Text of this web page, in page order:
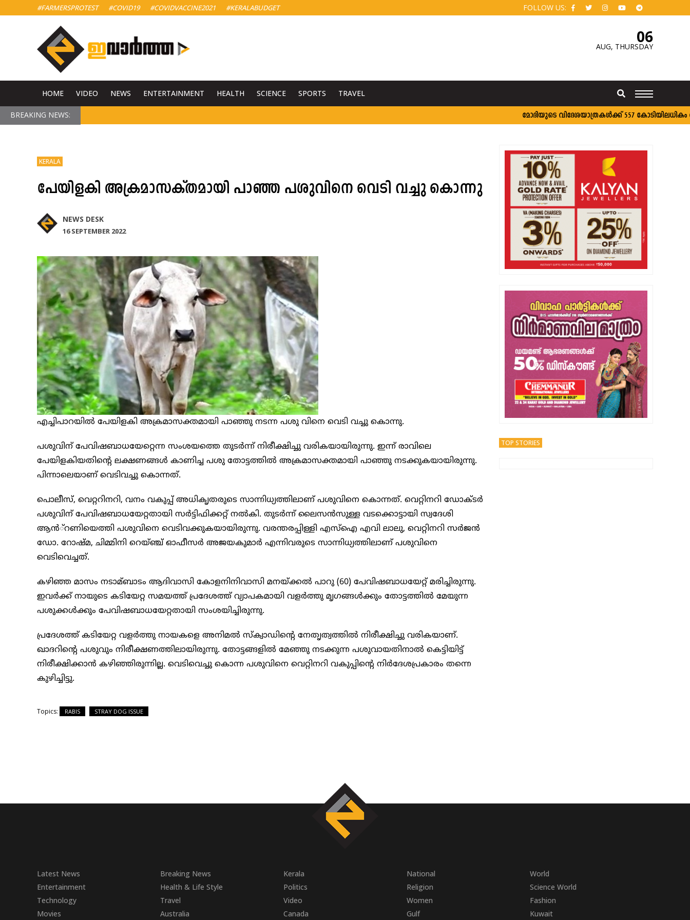
#FARMERSPROTEST #COVID19 #COVIDVACCINE2021 #KERALABUDGET FOLLOW US:
06
AUG, THURSDAY
HOME VIDEO NEWS ENTERTAINMENT HEALTH SCIENCE SPORTS TRAVEL
BREAKING NEWS: മോദിയുടെ വിദേശയാത്രകൾക്ക് 557 കോടിയിലധികം
KERALA
പേയിളകി അക്രമാസക്തമായി പാഞ്ഞ പശുവിനെ വെടി വച്ചു കൊന്നു
NEWS DESK
16 SEPTEMBER 2022
എച്ചിപാറയിൽ പേയിളകി അക്രമാസക്തമായി പാഞ്ഞു നടന്ന പശു വിനെ വെടി വച്ചു കൊന്നു.
പശുവിന് പേവിഷബാധയേറ്റെന്ന സംശയത്തെ തുടര്‍ന്ന് നിരീക്ഷിച്ചു വരികയായിരുന്നു. ഇന്ന് രാവിലെ
പേയിളകിയതിന്റെ ലക്ഷണങ്ങള്‍ കാണിച്ച പശു തോട്ടത്തില്‍ അക്രമാസക്തമായി പാഞ്ഞു നടക്കുകയായിരുന്നു.
പിന്നാലെയാണ് വെടിവച്ചു കൊന്നത്.
പൊലീസ്, വെറ്ററിനറി, വനം വകുപ്പ് അധികൃതരുടെ സാന്നിധ്യത്തിലാണ് പശുവിനെ കൊന്നത്. വെറ്റിനറി ഡോക്ടര്‍
പശുവിന് പേവിഷബാധയേറ്റതായി സര്‍ട്ടിഫിക്കറ്റ് നല്‍കി. തുടര്‍ന്ന് ലൈസന്‍സുള്ള വടക്കൊട്ടായി സ്വദേശി
ആന്‍്റണിയെത്തി പശുവിനെ വെടിവക്കുകയായിരുന്നു. വരന്തരപ്പിള്ളി എസ്‌ഐ എവി ലാലു, വെറ്റിനറി സര്‍ജന്‍
ഡോ. റോഷ്മ, ചിമ്മിനി റെയ്ഞ്ച് ഓഫീസര്‍ അജയകുമാര്‍ എന്നിവരുടെ സാന്നിധ്യത്തിലാണ് പശുവിനെ
വെടിവെച്ചത്.
കഴിഞ്ഞ മാസം നടാമ്ബാടം ആദിവാസി കോളനിനിവാസി മനയ്ക്കല്‍ പാറു (60) പേവിഷബാധയേറ്റ് മരിച്ചിരുന്നു.
ഇവര്‍ക്ക് നായുടെ കടിയേറ്റ സമയത്ത് പ്രദേശത്ത് വ്യാപകമായി വളര്‍ത്തു മൃഗങ്ങള്‍ക്കും തോട്ടത്തില്‍ മേയുന്ന
പശുക്കള്‍ക്കും പേവിഷബാധയേറ്റതായി സംശയിച്ചിരുന്നു.
പ്രദേശത്ത് കടിയേറ്റ വളര്‍ത്തു നായകളെ അനിമല്‍ സ്ക്വാഡിന്റെ നേതൃത്വത്തില്‍ നിരീക്ഷിച്ചു വരികയാണ്.
ഖാദറിന്റെ പശുവും നിരീക്ഷണത്തിലായിരുന്നു. തോട്ടങ്ങളില്‍ മേഞ്ഞു നടക്കുന്ന പശുവായതിനാല്‍ കെട്ടിയിട്ട്
നിരീക്ഷിക്കാന്‍ കഴിഞ്ഞിരുന്നില്ല. വെടിവെച്ചു കൊന്ന പശുവിനെ വെറ്റിനറി വകുപ്പിന്റെ നിര്‍ദേശപ്രകാരം തന്നെ
കുഴിച്ചിട്ടു.
Topics: RABIS STRAY DOG ISSUE
TOP STORIES
Latest News Breaking News Kerala National
World
Entertainment
Health & Life Style Politics Religion
Science World
Technology
Travel Video Women
Fashion
Movies
Australia Canada Gulf Kuwait